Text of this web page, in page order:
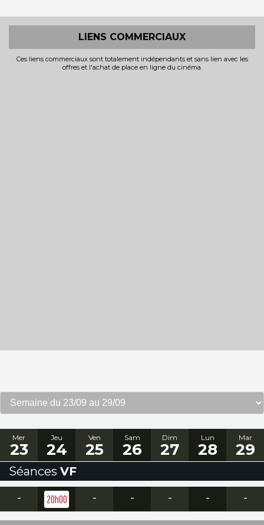
LIENS COMMERCIAUX
Ces liens commerciaux sont totalement indépendants et sans lien avec les
offres et l'achat de place en ligne du cinéma.
Mer
23
Jeu
24
Ven
25
Sam
26
Dim
27
Lun
28
Mar
29
Séances VF
-
20h00 - - - - -